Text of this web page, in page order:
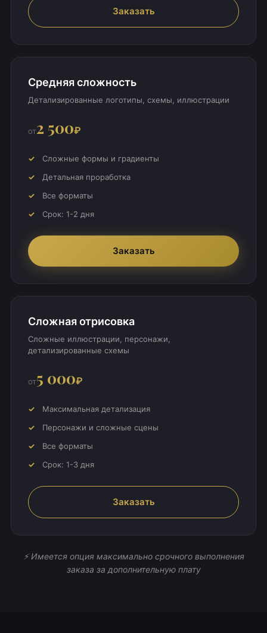
Заказать
Средняя сложность
Детализированные логотипы, схемы, иллюстрации
от2 500₽
Сложные формы и градиенты
Детальная проработка
Все форматы
Срок: 1-2 дня
Заказать
Сложная отрисовка
Сложные иллюстрации, персонажи,
детализированные схемы
от5 000₽
Максимальная детализация
Персонажи и сложные сцены
Все форматы
Срок: 1-3 дня
Заказать
⚡ Имеется опция максимально срочного выполнения
заказа за дополнительную плату